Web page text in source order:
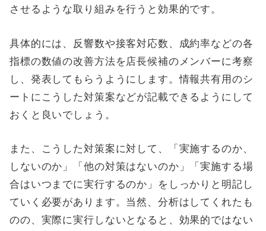
させるような取り組みを行うと効果的です。
具体的には、反響数や接客対応数、成約率などの各
指標の数値の改善方法を店長候補のメンバーに考察
し、発表してもらうようにします。情報共有用のシ
ートにこうした対策案などが記載できるようにして
おくと良いでしょう。
また、こうした対策案に対して、「実施するのか、
しないのか」「他の対策はないのか」「実施する場
合はいつまでに実行するのか」をしっかりと明記し
ていく必要があります。当然、分析はしてくれたも
のの、実際に実行しないとなると、効果的ではない